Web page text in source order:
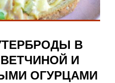
В
И
ОГУРЦАМИ